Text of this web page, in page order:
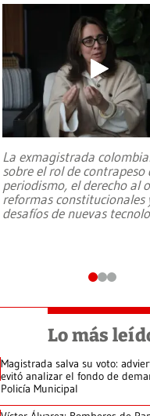
La exmagistrada
sobre el rol de contrapeso
periodismo, el derecho al
reformas constitucionales
desafíos de nuevas
Lo más
Magistrada salva su voto:
evitó analizar el fondo de
Policía Municipal